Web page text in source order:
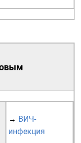
→ ВИЧ-
инфекция